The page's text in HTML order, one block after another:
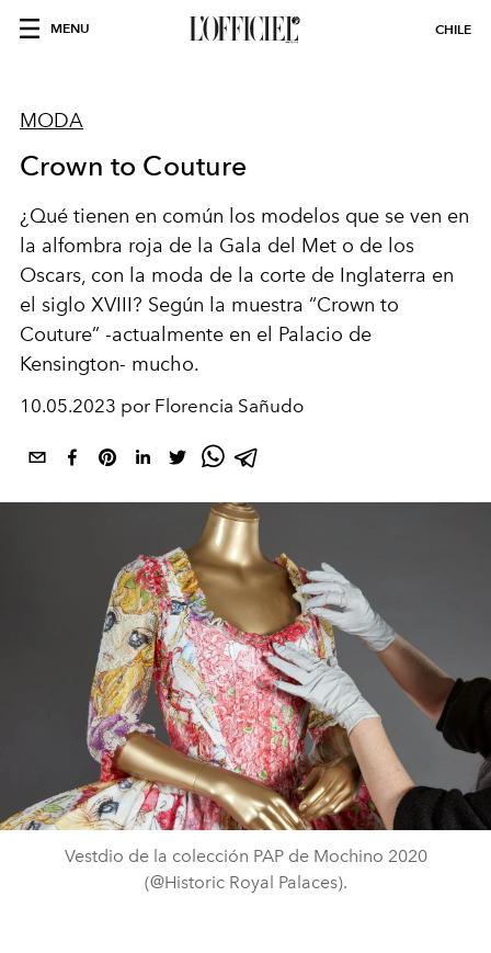
MENU CHILE
MODA
Crown to Couture
¿Qué tienen en común los modelos que se ven en
la alfombra roja de la Gala del Met o de los
Oscars, con la moda de la corte de Inglaterra en
el siglo XVIII? Según la muestra “Crown to
Couture” -actualmente en el Palacio de
Kensington- mucho.
10.05.2023 por Florencia Sañudo
Vestdio de la colección PAP de Mochino 2020
(@Historic Royal Palaces).